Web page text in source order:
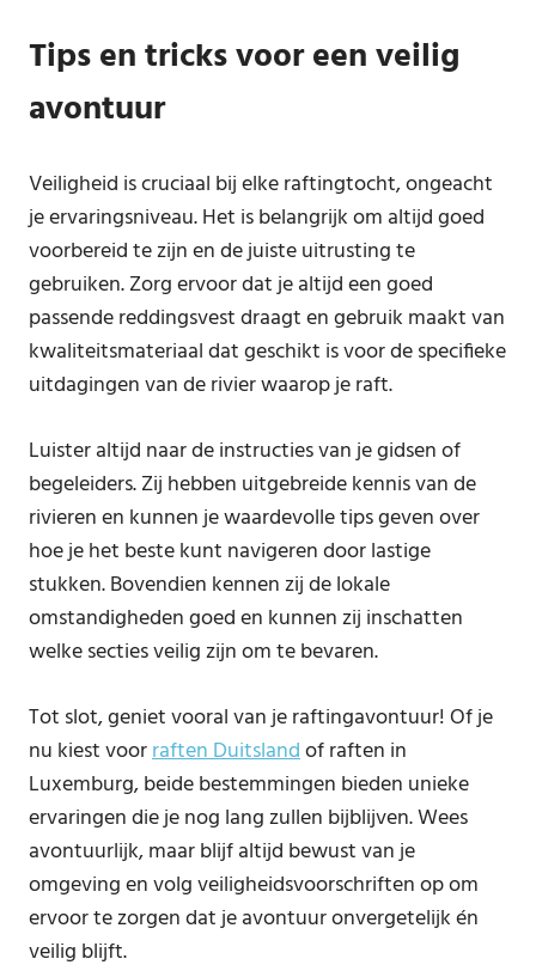
Tips en tricks voor een veilig
avontuur
Veiligheid is cruciaal bij elke raftingtocht, ongeacht
je ervaringsniveau. Het is belangrijk om altijd goed
voorbereid te zijn en de juiste uitrusting te
gebruiken. Zorg ervoor dat je altijd een goed
passende reddingsvest draagt en gebruik maakt van
kwaliteitsmateriaal dat geschikt is voor de specifieke
uitdagingen van de rivier waarop je raft.
Luister altijd naar de instructies van je gidsen of
begeleiders. Zij hebben uitgebreide kennis van de
rivieren en kunnen je waardevolle tips geven over
hoe je het beste kunt navigeren door lastige
stukken. Bovendien kennen zij de lokale
omstandigheden goed en kunnen zij inschatten
welke secties veilig zijn om te bevaren.
Tot slot, geniet vooral van je raftingavontuur! Of je
nu kiest voorraften Duitslandof raften in
Luxemburg, beide bestemmingen bieden unieke
ervaringen die je nog lang zullen bijblijven. Wees
avontuurlijk, maar blijf altijd bewust van je
omgeving en volg veiligheidsvoorschriften op om
ervoor te zorgen dat je avontuur onvergetelijk én
veilig blijft.